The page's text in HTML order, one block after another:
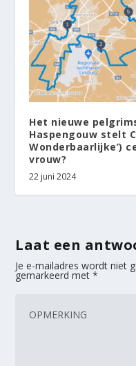
Het nieuwe
Haspengouw stelt
Wonderbaarlijke’)
vrouw?
22 juni 2024
Laat een
Je e-mailadres wordt niet
gemarkeerd met*